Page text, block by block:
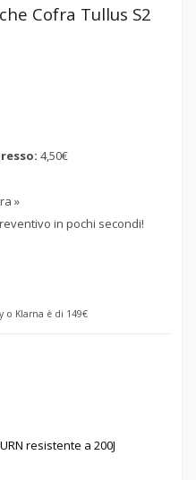
Cofra Tullus S2
4,50€
»
in pochi secondi!
o Klarna è di 149€
resistente a 200J